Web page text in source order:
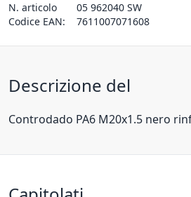
N. articolo
05 962040 SW
Codice EAN:
7611007071608
Descrizione del
Controdado PA6 M20x1.5 nero